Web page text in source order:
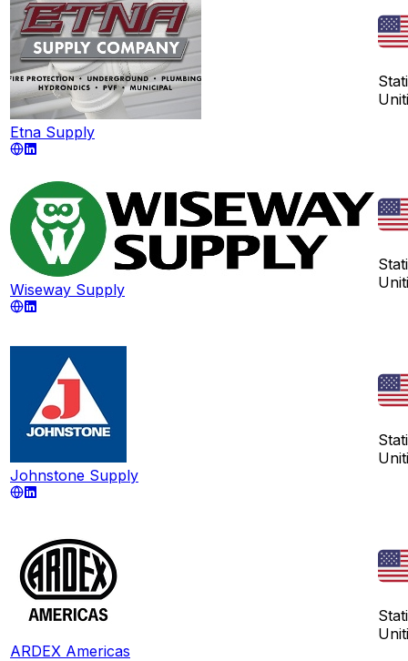
Etna Supply
Stati
Uniti
Wiseway Supply
Stati
Uniti
Johnstone Supply
Stati
Uniti
ARDEX Americas
Stati
Uniti